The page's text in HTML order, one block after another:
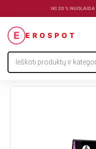
IKI 20 % NUOLAIDA
E EROSPOT
Products
search